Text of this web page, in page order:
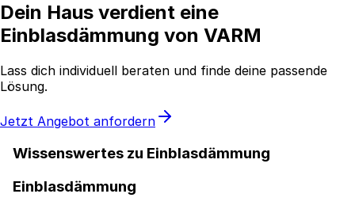
Dein Haus verdient eine
Einblasdämmung von VARM
Lass dich individuell beraten und finde deine passende
Lösung.
Jetzt Angebot anfordern
Wissenswertes zu Einblasdämmung
Einblasdämmung